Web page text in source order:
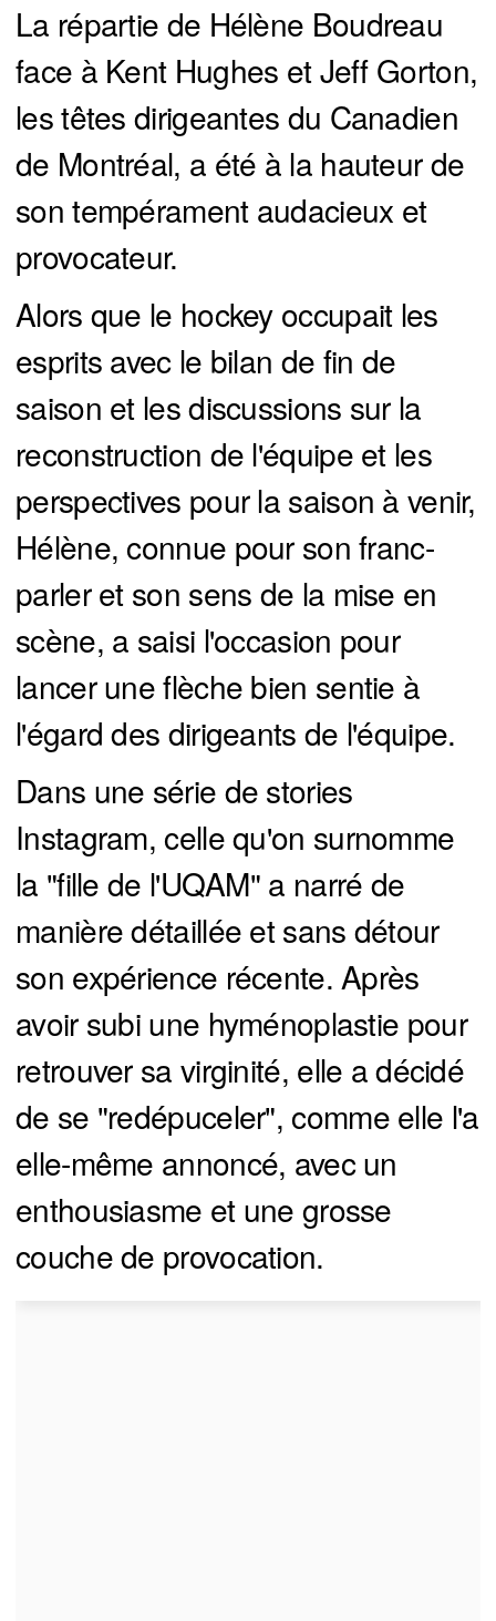
La répartie de Hélène Boudreau
face à Kent Hughes et Jeff Gorton,
les têtes dirigeantes du Canadien
de Montréal, a été à la hauteur de
son tempérament audacieux et
provocateur.
Alors que le hockey occupait les
esprits avec le bilan de fin de
saison et les discussions sur la
reconstruction de l'équipe et les
perspectives pour la saison à venir,
Hélène, connue pour son franc-
parler et son sens de la mise en
scène, a saisi l'occasion pour
lancer une flèche bien sentie à
l'égard des dirigeants de l'équipe.
Dans une série de stories
Instagram, celle qu'on surnomme
la "fille de l'UQAM" a narré de
manière détaillée et sans détour
son expérience récente. Après
avoir subi une hyménoplastie pour
retrouver sa virginité, elle a décidé
de se "redépuceler", comme elle l'a
elle-même annoncé, avec un
enthousiasme et une grosse
couche de provocation.